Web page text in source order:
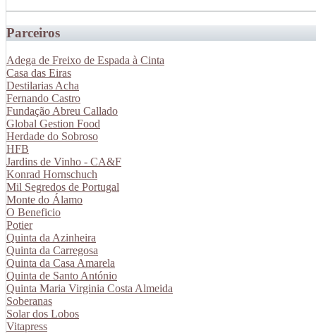
Parceiros
Adega de Freixo de Espada à Cinta
Casa das Eiras
Destilarias Acha
Fernando Castro
Fundação Abreu Callado
Global Gestion Food
Herdade do Sobroso
HFB
Jardins de Vinho - CA&F
Konrad Hornschuch
Mil Segredos de Portugal
Monte do Álamo
O Beneficio
Potier
Quinta da Azinheira
Quinta da Carregosa
Quinta da Casa Amarela
Quinta de Santo António
Quinta Maria Virginia Costa Almeida
Soberanas
Solar dos Lobos
Vitapress